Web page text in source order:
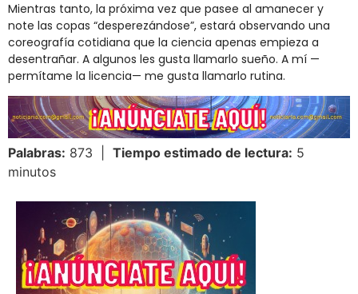
Mientras tanto, la próxima vez que pasee al amanecer y
note las copas “desperezándose”, estará observando una
coreografía cotidiana que la ciencia apenas empieza a
desentrañar. A algunos les gusta llamarlo sueño. A mí —
permítame la licencia— me gusta llamarlo rutina.
Palabras: 873 | Tiempo estimado de lectura: 5
minutos